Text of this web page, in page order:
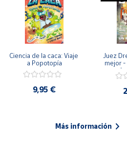
Ciencia de la caca: Viaje
a Popotopía
9,95 €
Juez
mejor -
Más información